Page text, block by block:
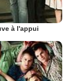
à l'appui